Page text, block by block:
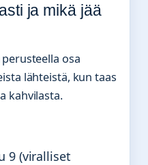
ja mikä jää
osa
lähteistä, kun taas
kahvilasta.
9 (viralliset